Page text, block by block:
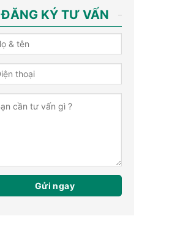
ĐĂNG KÝ TƯ VẤN